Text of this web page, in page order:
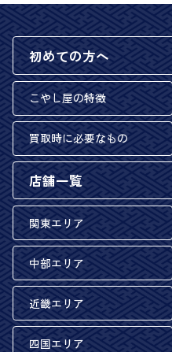
初めての方へ
こやし屋の特徴
買取時に必要なもの
店舗一覧
関東エリア
中部エリア
近畿エリア
四国エリア